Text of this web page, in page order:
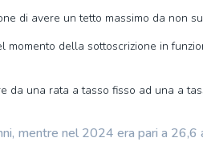
di avere un tetto massimo da non
della sottoscrizione in
da una rata a tasso fisso ad una a
mentre nel 2024 era pari a 26,6